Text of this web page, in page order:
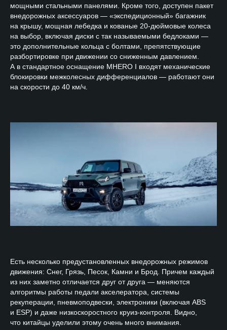
мощными стальными панелями. Кроме того, доступен пакет
внедорожных аксессуаров — «экспедиционный» багажник
на крышу, мощная лебедка и кованые 20-дюймовые колеса
на выбор, включая диски с так называемыми бедлоками —
это дополнительные кольца с болтами, препятствующие
разбортировке при движении со сниженным давлением.
А в стандартное оснащение MHERO I входят механические
блокировки межколесных дифференциалов — работают они
на скорости до 40 км/ч.
Есть несколько предустановленных внедорожных режимов
движения: Снег, Грязь, Песок, Камни и Брод. Причем каждый
из них заметно отличается друг от друга — меняются
алгоритмы работы педали акселератора, системы
рекуперации, пневмоподвески, электроники (включая ABS
и ESP) и даже низкоскоростного круиз-контроля. Видно,
что китайцы уделили этому очень много внимания.